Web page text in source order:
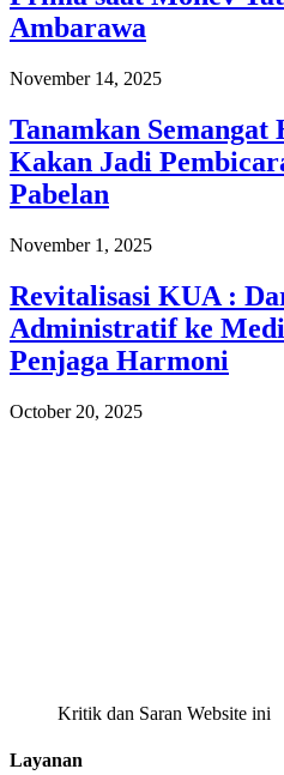
Ambarawa
November 14, 2025
Tanamkan
Kakan Jadi
Pabelan
November 1, 2025
Revitalisasi KUA :
Administratif ke
Penjaga Harmoni
October 20, 2025
Kritik dan Saran Website ini
Layanan